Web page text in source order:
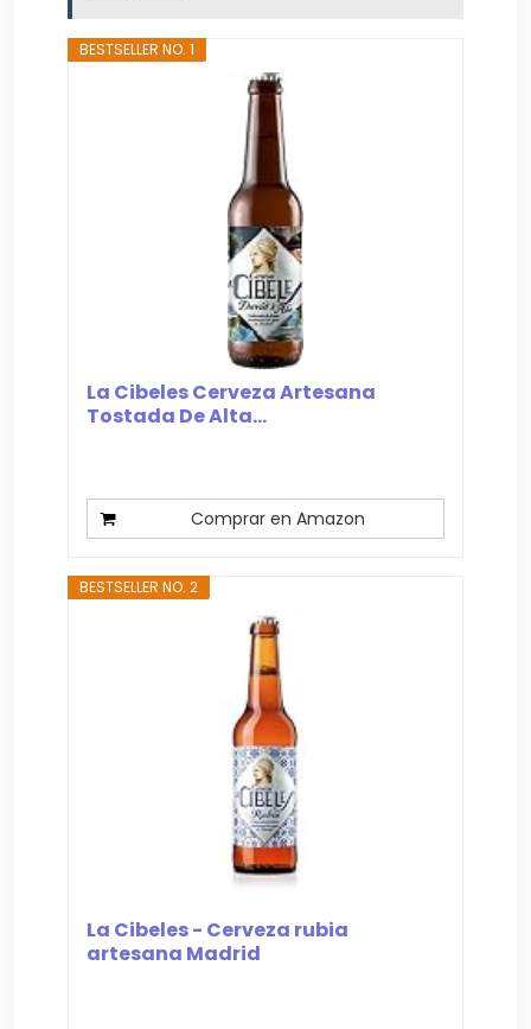
BESTSELLER NO. 1
La Cibeles Cerveza Artesana
Tostada De Alta...
Comprar en Amazon
BESTSELLER NO. 2
La Cibeles - Cerveza rubia
artesana Madrid